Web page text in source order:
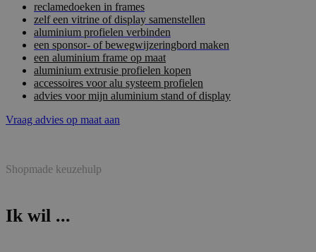
reclamedoeken in frames
zelf een vitrine of display samenstellen
aluminium profielen verbinden
een sponsor- of bewegwijzeringbord maken
een aluminium frame op maat
aluminium extrusie profielen kopen
accessoires voor alu systeem profielen
advies voor mijn aluminium stand of display
Vraag advies op maat aan
Shopmade keuzehulp
Ik wil ...